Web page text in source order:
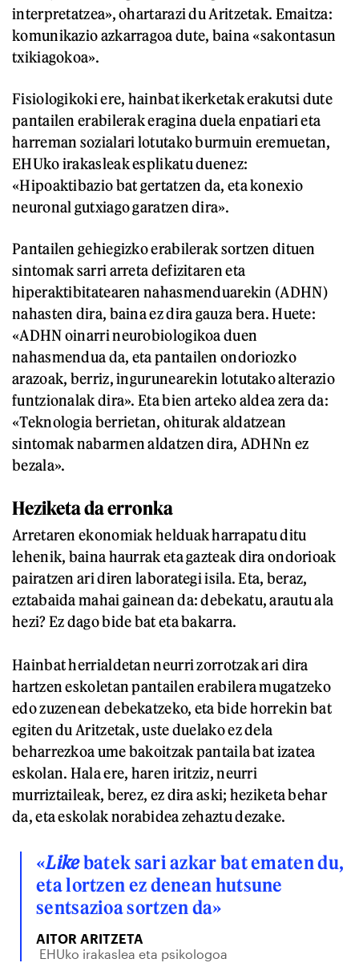
interpretatzea», ohartarazi du Aritzetak. Emaitza:
komunikazio azkarragoa dute, baina «sakontasun
txikiagokoa».
Fisiologikoki ere, hainbat ikerketak erakutsi dute
pantailen erabilerak eragina duela enpatiari eta
harreman sozialari lotutako burmuin eremuetan,
EHUko irakasleak esplikatu duenez:
«Hipoaktibazio bat gertatzen da, eta konexio
neuronal gutxiago garatzen dira».
Pantailen gehiegizko erabilerak sortzen dituen
sintomak sarri arreta defizitaren eta
hiperaktibitatearen nahasmenduarekin (ADHN)
nahasten dira, baina ez dira gauza bera. Huete:
«ADHN oinarri neurobiologikoa duen
nahasmendua da, eta pantailen ondoriozko
arazoak, berriz, ingurunearekin lotutako alterazio
funtzionalak dira». Eta bien arteko aldea zera da:
«Teknologia berrietan, ohiturak aldatzean
sintomak nabarmen aldatzen dira, ADHNn ez
bezala».
Heziketa da erronka
Arretaren ekonomiak helduak harrapatu ditu
lehenik, baina haurrak eta gazteak dira ondorioak
pairatzen ari diren laborategi isila. Eta, beraz,
eztabaida mahai gainean da: debekatu, arautu ala
hezi? Ez dago bide bat eta bakarra.
Hainbat herrialdetan neurri zorrotzak ari dira
hartzen eskoletan pantailen erabilera mugatzeko
edo zuzenean debekatzeko, eta bide horrekin bat
egiten du Aritzetak, uste duelako ez dela
beharrezkoa ume bakoitzak pantaila bat izatea
eskolan. Hala ere, haren iritziz, neurri
murriztaileak, berez, ez dira aski; heziketa behar
da, eta eskolak norabidea zehaztu dezake.
«Likebatek sari azkar bat ematen du,
eta lortzen ez denean hutsune
sentsazioa sortzen da»
AITOR ARITZETA
EHUko irakaslea eta psikologoa